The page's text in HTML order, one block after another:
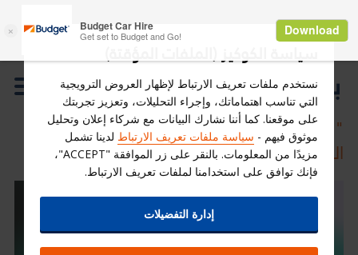
"بدجت السعودية" تستحوذ على "عالم
السيارات"
سياسة الكوكيز (الملفات المؤقتة)
نستخدم ملفات تعريف الارتباط لإظهار العروض الترويجية
التي تناسب اهتماماتك، وإجراء التحليلات، وتعزيز تجربتك
على موقعنا. كما أننا نشارك البيانات مع شركاء إعلان وتحليل
موثوق فيهم - سياسة ملفات تعريف الارتباط لدينا تشمل
مزيدًا من المعلومات. بالنقر على زر الموافقة "ACCEPT"،
فإنك توافق على استخدامنا لملفات تعريف الارتباط.
إدارة التفضيلات